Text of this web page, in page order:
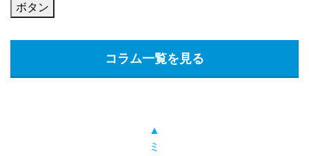
ボタン
コラム一覧を見る
▲
ミ